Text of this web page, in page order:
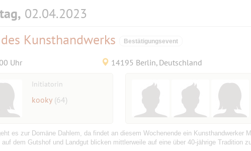
02.04.2023
Kunsthandwerks
Bestätigungsevent
Uhr 14195 Berlin, Deutschland
Initiatorin
kooky (64)
es zur Domäne Dahlem, da findet an diesem Wochenende ein
auf dem Gutshof und Landgut blicken mittlerweile auf eine über 40-jährige Tradition